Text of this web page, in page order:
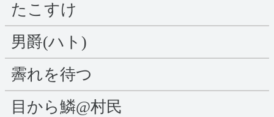
たこすけ
男爵(ハト)
霽れを待つ
目から鱗@村民